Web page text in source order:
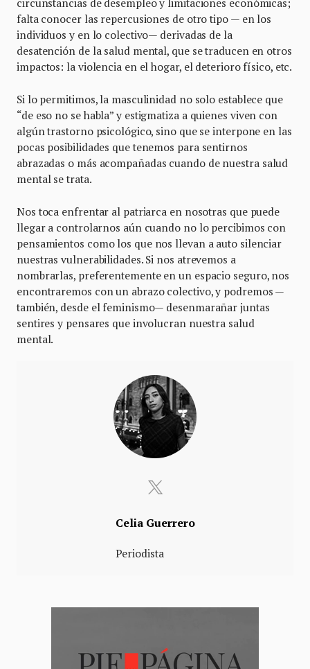
circunstancias de desempleo y limitaciones económicas;
falta conocer las repercusiones de otro tipo — en los
individuos y en lo colectivo— derivadas de la
desatención de la salud mental, que se traducen en otros
impactos: la violencia en el hogar, el deterioro físico, etc.
Si lo permitimos, la masculinidad no solo establece que
“de eso no se habla” y estigmatiza a quienes viven con
algún trastorno psicológico, sino que se interpone en las
pocas posibilidades que tenemos para sentirnos
abrazadas o más acompañadas cuando de nuestra salud
mental se trata.
Nos toca enfrentar al patriarca en nosotras que puede
llegar a controlarnos aún cuando no lo percibimos con
pensamientos como los que nos llevan a auto silenciar
nuestras vulnerabilidades. Si nos atrevemos a
nombrarlas, preferentemente en un espacio seguro, nos
encontraremos con un abrazo colectivo, y podremos —
también, desde el feminismo— desenmarañar juntas
sentires y pensares que involucran nuestra salud
mental.
Celia Guerrero
Periodista